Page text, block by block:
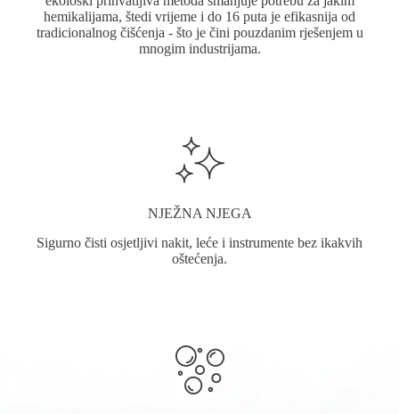
hemikalijama, štedi vrijeme i do 16 puta je efikasnija od
tradicionalnog čišćenja - što je čini pouzdanim rješenjem u
mnogim industrijama.
NJEŽNA NJEGA
Sigurno čisti osjetljivi nakit, leće i instrumente bez ikakvih
oštećenja.